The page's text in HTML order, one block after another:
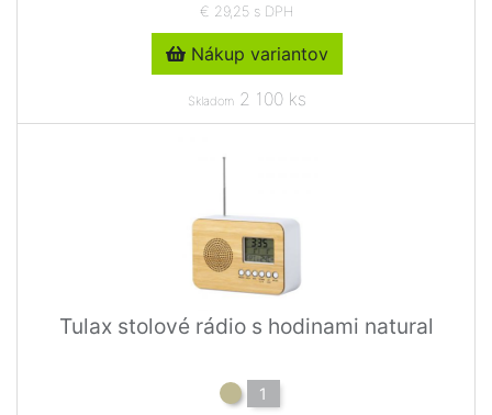
€ 29,25 s DPH
Nákup variantov
Skladom2 100 ks
Tulax stolové rádio s hodinami natural
1